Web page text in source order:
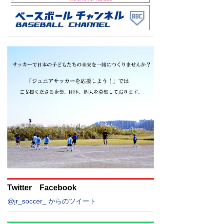
Twitter Facebook
@jr_soccer_ からのツイート